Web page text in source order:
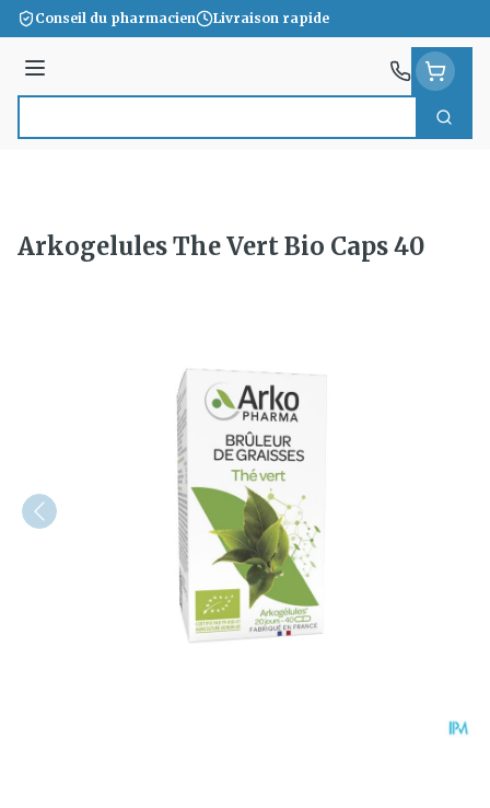
Aller au contenu
Conseil du pharmacien Livraison rapide
Menu
Arkogelules The Vert Bio Caps 40